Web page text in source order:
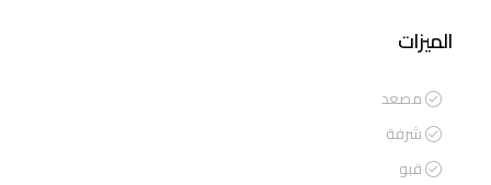
الميزات
مصعد
شرفة
قبو